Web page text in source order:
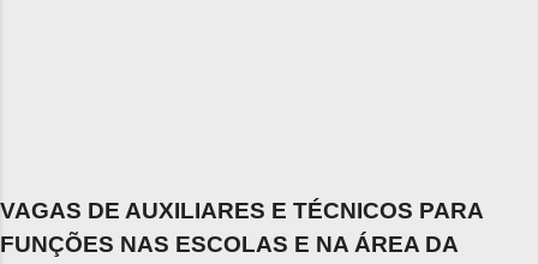
VAGAS DE AUXILIARES E TÉCNICOS PARA
FUNÇÕES NAS ESCOLAS E NA ÁREA DA